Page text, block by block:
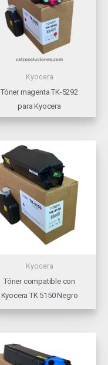
Kyocera
Tóner magenta TK-5292
para Kyocera
Kyocera
Tóner compatible con
Kyocera TK 5150 Negro